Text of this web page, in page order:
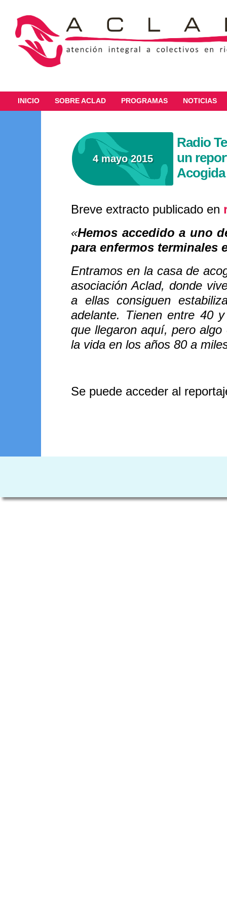
INICIO SOBRE ACLAD PROGRAMAS NOTICIAS
4 mayo 2015
Radio
un
Breve extracto publicado en
«Hemos accedido a uno
para enfermos terminales
Entramos en la casa de
asociación Aclad, donde
a ellas consiguen
adelante. Tienen entre 40
que llegaron aquí, pero
la vida en los años 80 a
Se puede acceder al